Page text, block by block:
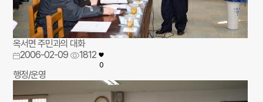
옥서면 주민과의 대화
2006-02-09
1812
0
행정/운영